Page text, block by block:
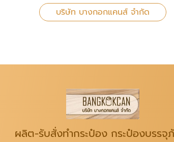
บริษัท บางกอกแคนส์ จำกัด
ผลิต-รับสั่งทำกระป๋อง กระป๋องบรร